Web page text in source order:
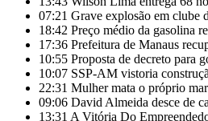
07:21 Grave explosão em clube
18:42 Preço médio da gasolina
17:36 Prefeitura de Manaus
10:55 Proposta de decreto para
10:07 SSP-AM vistoria
22:31 Mulher mata o próprio
09:06 David Almeida desce de
13:31 A Vitória Do